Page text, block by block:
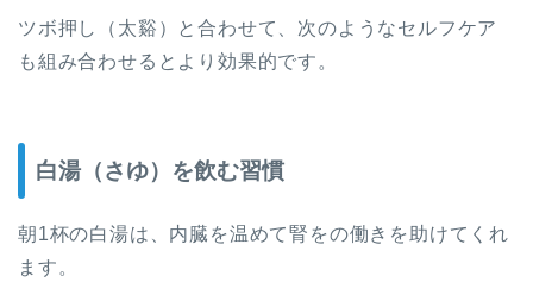
ツボ押し（太谿）と合わせて、次のようなセルフケア
も組み合わせるとより効果的です。
白湯（さゆ）を飲む習慣
朝1杯の白湯は、内臓を温めて腎をの働きを助けてくれ
ます。